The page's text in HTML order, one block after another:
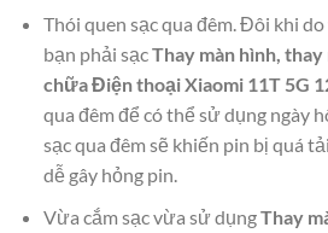
Thói quen sạc qua đêm. Đôi khi
bạn phải sạcThay màn hình,
chữa Điện thoại Xiaomi 11T 5G
qua đêm để có thể sử dụng ngày
sạc qua đêm sẽ khiến pin bị quá
dễ gây hỏng pin.
Vừa cắm sạc vừa sử dụngThay